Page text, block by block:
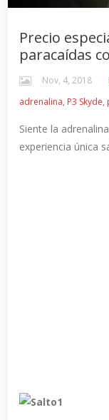
Precio
paracaídas
Nov, 4, 2018
adrenalina, P3 Skyde,
Siente la
experiencia única